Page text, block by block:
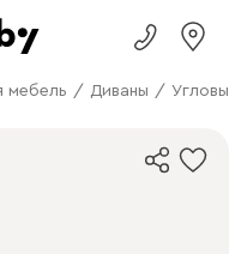
мебель / Диваны /